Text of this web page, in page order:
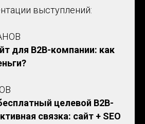
выступлений:
для B2B-компании: как
целевой B2B-
связка: сайт + SEO